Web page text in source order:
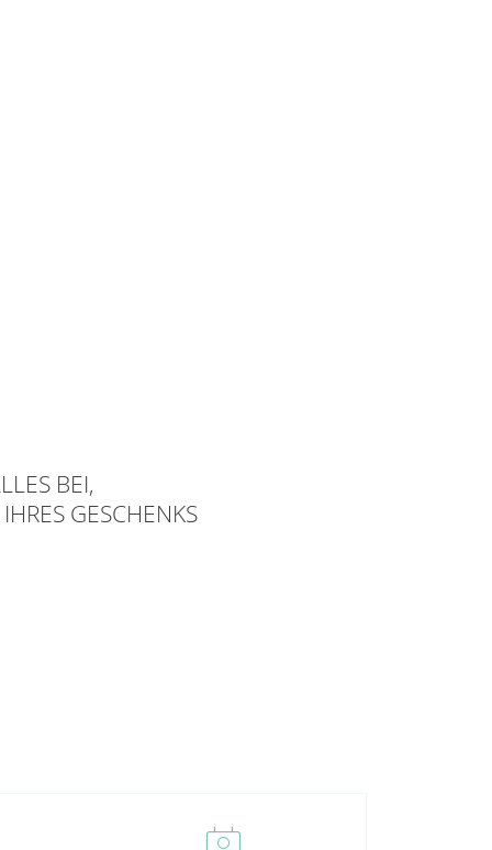
BEI,
GESCHENKS